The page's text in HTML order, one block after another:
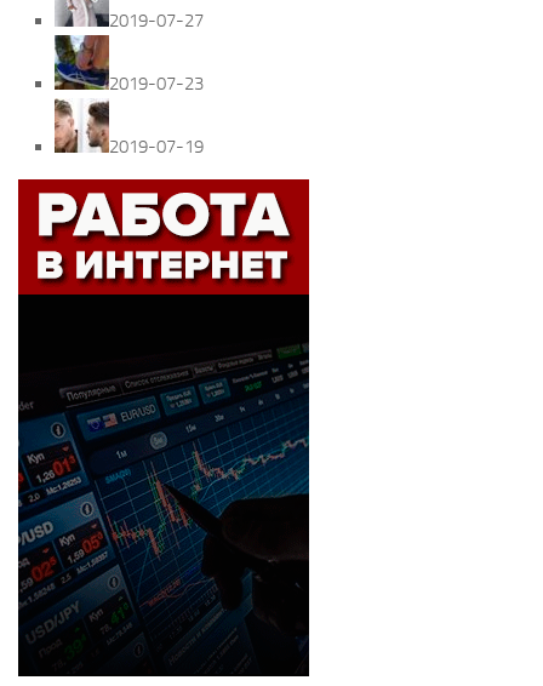
2019-07-27
2019-07-23
2019-07-19